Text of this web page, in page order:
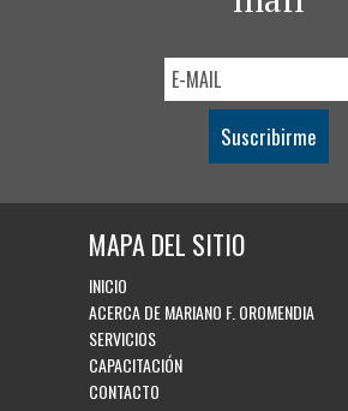
Suscribirme
MAPA DEL SITIO
INICIO
ACERCA DE MARIANO F. OROMENDIA
SERVICIOS
CAPACITACIÓN
CONTACTO